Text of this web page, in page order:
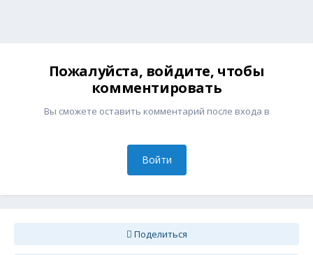
Пожалуйста, войдите, чтобы
комментировать
Вы сможете оставить комментарий после входа в
Войти
Поделиться